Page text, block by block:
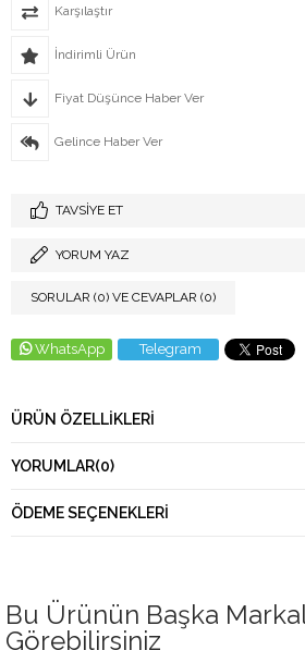
Karşılaştır
İndirimli Ürün
Fiyat Düşünce Haber Ver
Gelince Haber Ver
TAVSIYE ET
YORUM YAZ
SORULAR (0) VE CEVAPLAR (0)
WhatsApp Telegram
ÜRÜN ÖZELLIKLERI
YORUMLAR(0)
ÖDEME SEÇENEKLERI
Bu Ürünün Başka
Görebilirsiniz